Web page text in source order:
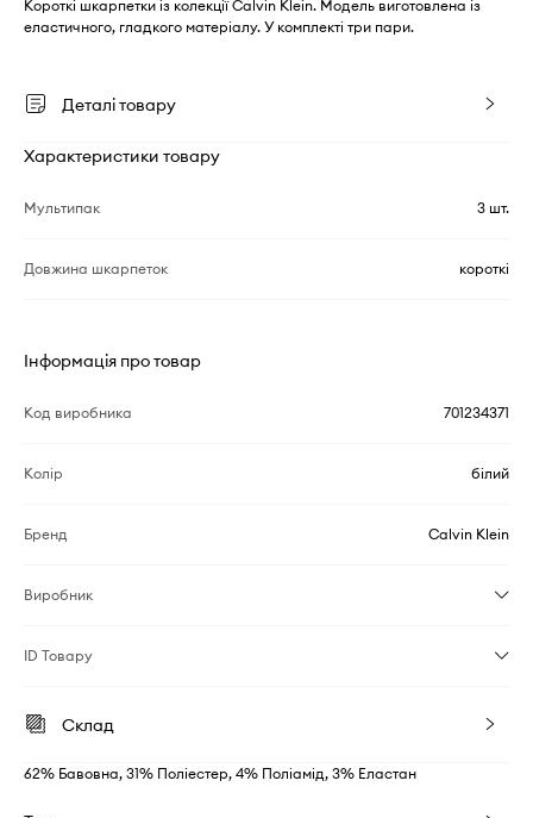
Короткі шкарпетки із колекції Calvin Klein. Модель виготовлена із
еластичного, гладкого матеріалу. У комплекті три пари.
Деталі товару
Характеристики товару
Мультипак 3 шт.
Довжина шкарпеток короткі
Інформація про товар
Код виробника 701234371
Колір білий
Бренд Calvin Klein
Виробник
ID Товару
Склад
62% Бавовна, 31% Поліестер, 4% Поліамід, 3% Еластан